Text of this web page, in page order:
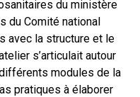
du ministère
du Comité national
avec la structure et le
s’articulait autour
modules de la
pratiques à élaborer